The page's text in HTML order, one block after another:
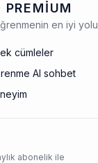
PREMIUM
en iyi yolu
cümleler
AI sohbet
abonelik ile